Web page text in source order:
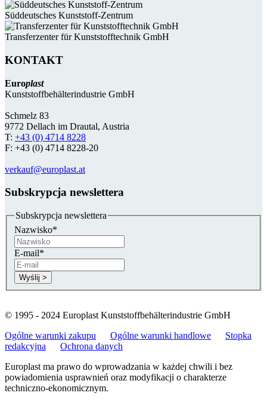
Süddeutsches Kunststoff-Zentrum
Transferzenter für Kunststoff­technik GmbH
KONTAKT
Europlast
Kunststoffbehälterindustrie GmbH
Schmelz 83
9772 Dellach im Drautal, Austria
T: +43 (0) 4714 8228
F: +43 (0) 4714 8228-20
verkauf@europlast.at
Subskrypcja newslettera
Subskrypcja newslettera
Nazwisko*
E-mail*
© 1995 - 2024 Europlast Kunststoffbehälterindustrie GmbH
Ogólne warunki zakupu
Ogólne warunki handlowe
Stopka
redakcyjna
Ochrona danych
Europlast ma prawo do wprowadzania w każdej chwili i bez
powiadomienia usprawnień oraz modyfikacji o charakterze
techniczno-ekonomicznym.